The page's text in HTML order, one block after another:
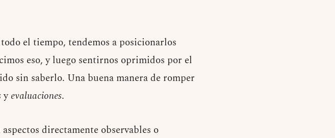
el tiempo, tendemos a posicionarlos
eso, y luego sentirnos oprimidos por el
sin saberlo. Una buena manera de romper
yevaluaciones.
directamente observables o